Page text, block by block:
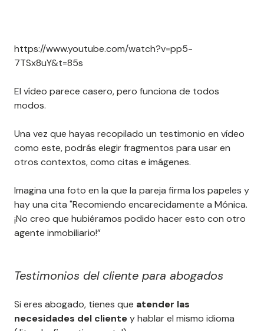
https://www.youtube.com/watch?v=pp5-
7TSx8uY&t=85s
El vídeo parece casero, pero funciona de todos
modos.
Una vez que hayas recopilado un testimonio en vídeo
como este, podrás elegir fragmentos para usar en
otros contextos, como citas e imágenes.
Imagina una foto en la que la pareja firma los papeles y
hay una cita "Recomiendo encarecidamente a Mónica.
¡No creo que hubiéramos podido hacer esto con otro
agente inmobiliario!”
Testimonios del cliente para abogados
Si eres abogado, tienes que atender las
necesidades del clientey hablar el mismo idioma